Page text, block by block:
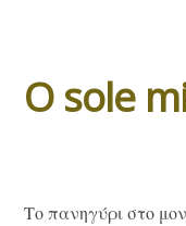
O sole
Το πανηγύρι στο